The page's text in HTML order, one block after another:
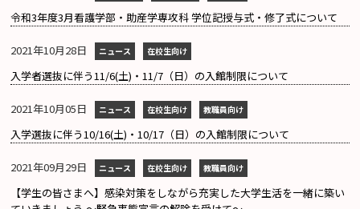
令和3年度3月看護学部・助産学専攻科 学位記授与式・修了式について
2021年10月28日 ニュース 在校生向け
入学者選抜に伴う11/6(土)・11/7（日）の入館制限について
2021年10月05日 ニュース 在校生向け 教職員向け
入学選抜に伴う10/16(土)・10/17（日）の入館制限について
2021年09月29日 ニュース 在校生向け 教職員向け
【学生の皆さまへ】感染対策をしながら充実した大学生活を一緒に築い